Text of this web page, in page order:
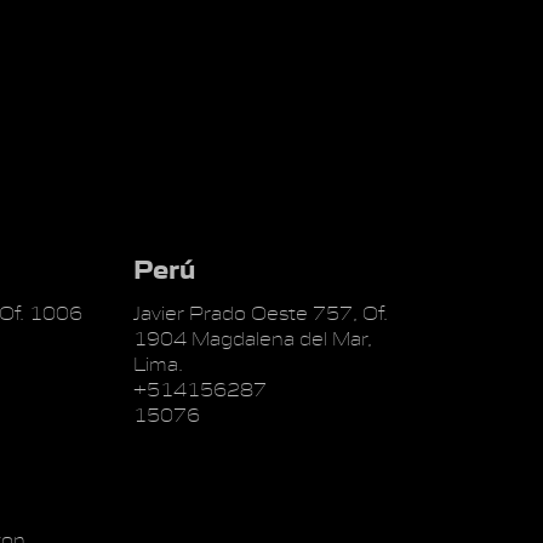
1006
Perú
Javier Prado Oeste 757, Of.
1904 Magdalena del Mar,
Lima.
+514156287
15076